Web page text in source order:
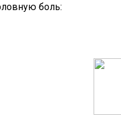
боль: